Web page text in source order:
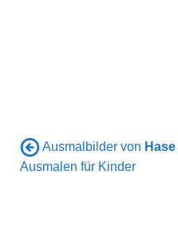
Ausmalbilder von Hase
Ausmalen für Kinder